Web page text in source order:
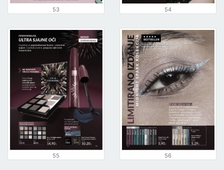
53 54
55 56